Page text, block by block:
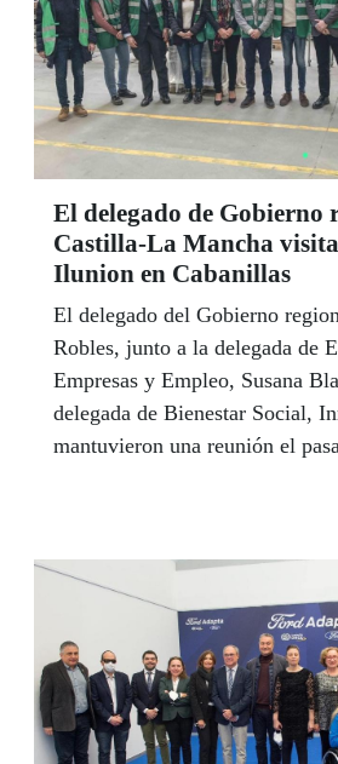
El delegado de Gobierno
Castilla-La Mancha
Ilunion en Cabanillas
El delegado del Gobierno
Robles, junto a la delegada de
Empresas y Empleo, Susana
delegada de Bienestar Social,
mantuvieron una reunión el
necesidades expresadas desde
Especial de Empleo.